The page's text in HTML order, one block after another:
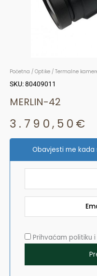
Početna / Optike / Termalne
SKU: 80409011
MERLIN-42
3.790,50 €
Obavjesti me
Prihvaćam politiku